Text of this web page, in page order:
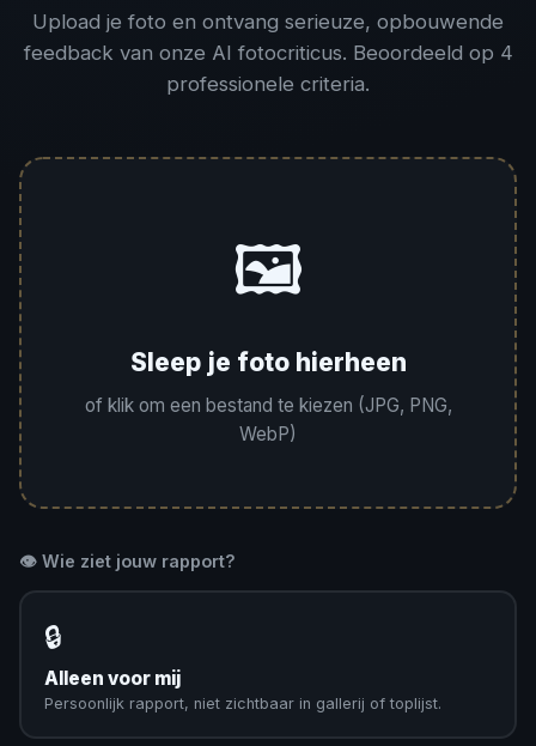
Upload je foto en ontvang serieuze, opbouwende
feedback van onze AI fotocriticus. Beoordeeld op 4
professionele criteria.
🖼️
Sleep je foto hierheen
of klik om een bestand te kiezen (JPG, PNG,
WebP)
👁️ Wie ziet jouw rapport?
🔒
Alleen voor mij
Persoonlijk rapport, niet zichtbaar in gallerij of toplijst.